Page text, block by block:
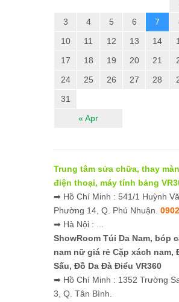
« Apr
3
4 5 6 7
10
11 12 13 14
17
18 19 20 21
24
25 26 27 28
31
Trung tâm sửa chữa, thay
điện thoại, máy tính bảng
➡ Hồ Chí Minh : 541/1 Huỳnh
Phường 14, Q. Phú Nhuận.
➡ Hà Nội : ...
ShowRoom Túi Da Nam, bóp
nam nữ giá rẻ Cặp xách nam,
Sấu, Đồ Da Đà Điểu VR360
➡ Hồ Chí Minh : 1352 Trường
3, Q. Tân Bình.